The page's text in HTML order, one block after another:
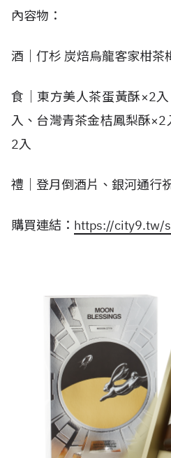
內容物：
酒｜仃杉 炭焙烏龍客家柑
食｜東方美人茶蛋黃酥×2
入、台灣青茶金桔鳳梨酥
2入
禮｜登月倒酒片、銀河通行
購買連結： https://city9.tw/